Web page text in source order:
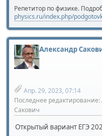
Репетитор по физике.
physics.ru/index.php/
Александр
Апр. 29, 2023, 07:14
Последнее редактирование:
Сакович
Открытый вариант ЕГЭ